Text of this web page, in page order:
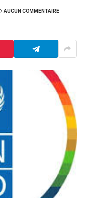
AUCUN COMMENTAIRE